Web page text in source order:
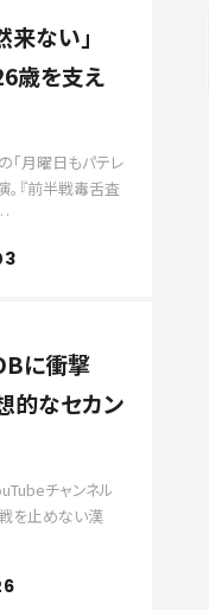
来ない」
歳を支え
「月曜日もパテレ
『前半戦毒舌査
に衝撃
的なセカン
チャンネル
を止めない漢